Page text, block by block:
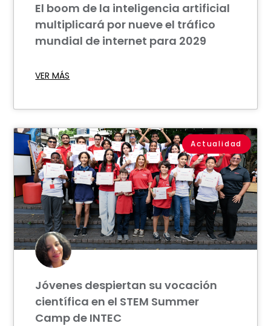
El boom de la inteligencia artificial
multiplicará por nueve el tráfico
mundial de internet para 2029
VER MÁS
Actualidad
Jóvenes despiertan su vocación
científica en el STEM Summer
Camp de INTEC